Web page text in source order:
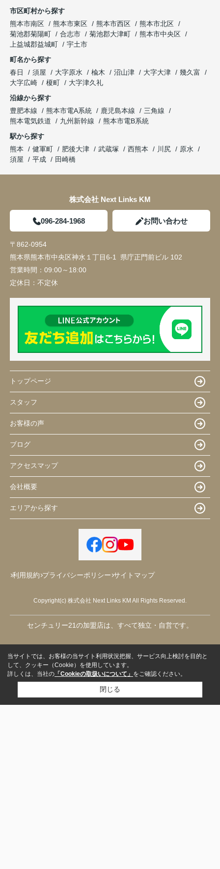
市区町村から探す
熊本市南区
熊本市東区 熊本市西区
熊本市北区
菊池郡菊陽町
合志市 菊池郡大津町
熊本市中央区
上益城郡益城町
宇土市
町名から探す
春日
須屋 大字原水 楡木 沼山津 大字大津
幾久富
大字広崎
榎町
大字津久礼
沿線から探す
豊肥本線
熊本市電A系統 鹿児島本線
三角線
熊本電気鉄道
九州新幹線
熊本市電B系統
駅から探す
熊本
健軍町 肥後大津 武蔵塚 西熊本 川尻
原水
須屋
平成 田崎橋
株式会社 Next Links KM
096-284-1968 お問い合わせ
〒862-0954
熊本県熊本市中央区神水１丁目6-1 県庁正門前ビル 102
営業時間： 09:00～18:00
定休日： 不定休
トップページ
スタッフ
お客様の声
ブログ
アクセスマップ
会社概要
エリアから探す
利用規約 プライバシーポリシー サイトマップ
Copyright(c) 株式会社 Next Links KM All Rights Reserved.
センチュリー21の加盟店は、すべて独立・自営です。
当サイトでは、お客様の当サイト利用状況把握、サービス向上検討を目的と
して、クッキー（Cookie）を使用しています。
詳しくは、当社の 「Cookieの取扱いについて」 をご確認ください。
閉じる